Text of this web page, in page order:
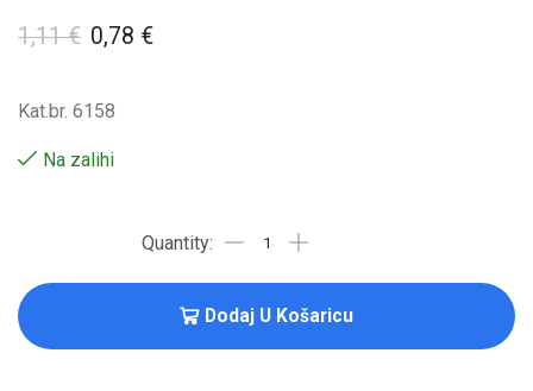
1,11€ 0,78 €
Kat.br. 6158
Na zalihi
Dodaj U Košaricu